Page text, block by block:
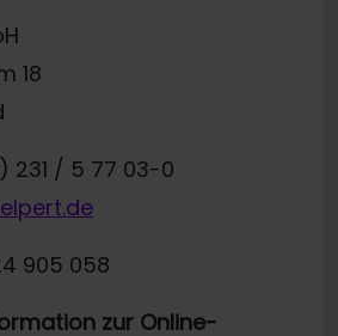
18
231 / 5 77 03-0
905 058
zur Online-